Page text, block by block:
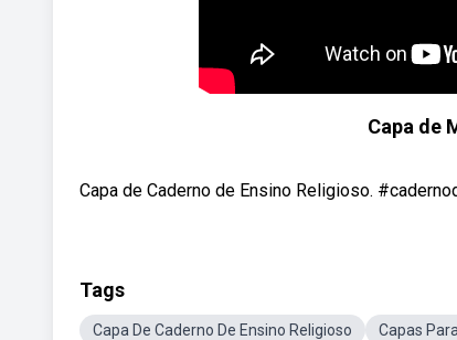
Capa de
Capa de Caderno de Ensino Religioso.
Tags
Capa De Caderno De Ensino Religioso Capas